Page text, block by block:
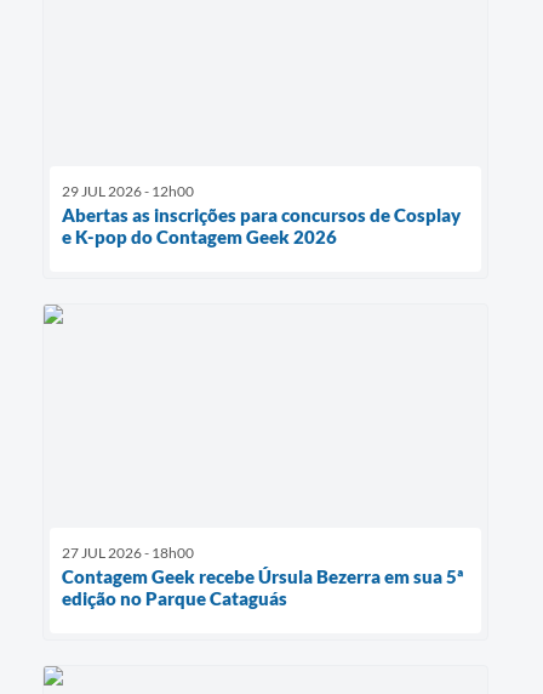
29 JUL 2026 - 12h00
Abertas as inscrições para concursos de Cosplay
e K-pop do Contagem Geek 2026
27 JUL 2026 - 18h00
Contagem Geek recebe Úrsula Bezerra em sua 5ª
edição no Parque Cataguás